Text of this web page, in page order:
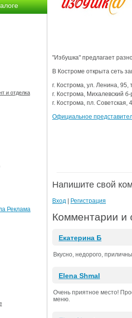
на Михалевском бульваре
правил противопожарной безопасности
движения транспорта на майские праздники
"Избушка" предлагает
В Костроме открыта сеть
г. Кострома, ул. Ленина, 95,
г. Кострома, Михалевский
г. Кострома, пл. Советская,
Официальное
Напишите свой
Вход Регистрация
Комментарии и
Екатерина Б
Вкусно, недорого,
Elena Shmal
Очень приятное место!
меню.
и отделка
Реклама